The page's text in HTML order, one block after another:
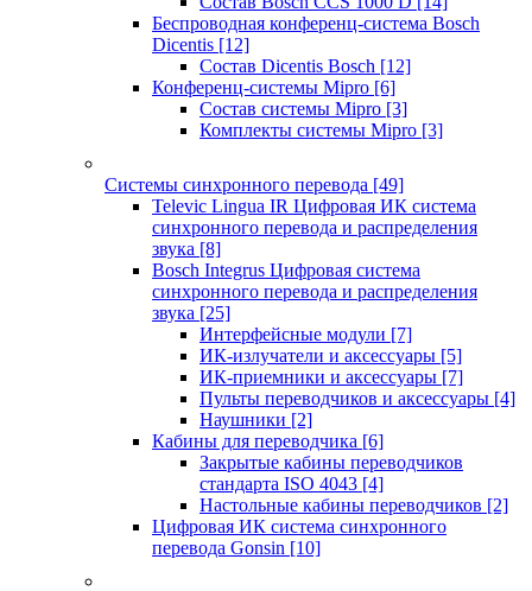
Беспроводная конференц-система Bosch
Dicentis [12]
Состав Dicentis Bosch [12]
Конференц-системы Mipro [6]
Состав системы Mipro [3]
Комплекты системы Mipro [3]
Системы синхронного перевода [49]
Televic Lingua IR Цифровая ИК система
синхронного перевода и распределения
звука [8]
Bosch Integrus Цифровая система
синхронного перевода и распределения
звука [25]
Интерфейсные модули [7]
ИК-излучатели и аксессуары [5]
ИК-приемники и аксессуары [7]
Пульты переводчиков и аксессуары [4]
Наушники [2]
Кабины для переводчика [6]
Закрытые кабины переводчиков
стандарта ISO 4043 [4]
Настольные кабины переводчиков [2]
Цифровая ИК система синхронного
перевода Gonsin [10]